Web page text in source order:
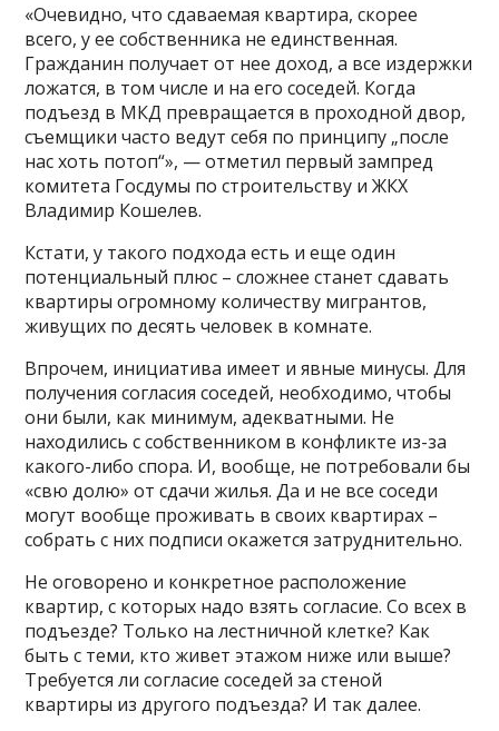
«Очевидно, что сдаваемая квартира, скорее
всего, у ее собственника не единственная.
Гражданин получает от нее доход, а все издержки
ложатся, в том числе и на его соседей. Когда
подъезд в МКД превращается в проходной двор,
съемщики часто ведут себя по принципу „после
нас хоть потоп“», — отметил первый зампред
комитета Госдумы по строительству и ЖКХ
Владимир Кошелев.
Кстати, у такого подхода есть и еще один
потенциальный плюс – сложнее станет сдавать
квартиры огромному количеству мигрантов,
живущих по десять человек в комнате.
Впрочем, инициатива имеет и явные минусы. Для
получения согласия соседей, необходимо, чтобы
они были, как минимум, адекватными. Не
находились с собственником в конфликте из-за
какого-либо спора. И, вообще, не потребовали бы
«свю долю» от сдачи жилья. Да и не все соседи
могут вообще проживать в своих квартирах –
собрать с них подписи окажется затруднительно.
Не оговорено и конкретное расположение
квартир, с которых надо взять согласие. Со всех в
подъезде? Только на лестничной клетке? Как
быть с теми, кто живет этажом ниже или выше?
Требуется ли согласие соседей за стеной
квартиры из другого подъезда? И так далее.